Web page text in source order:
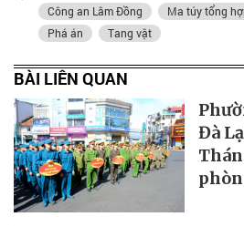
Công an Lâm Đồng
Ma túy tổng
Phá án
Tang vật
BÀI LIÊN QUAN
Đà